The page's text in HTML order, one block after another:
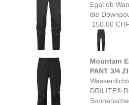
Egal ob
die
150.00 CHF
Mountain
PANT 3/4
DRILITE®